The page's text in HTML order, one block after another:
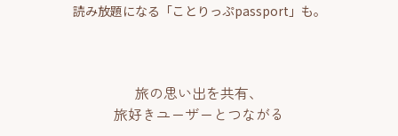
読み放題になる「ことりっぷpassport」も。
旅の思い出を共有、
旅好きユーザーとつながる